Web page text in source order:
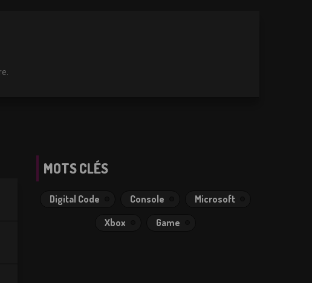
MOTS CLÉS
Digital Code Console
Microsoft
Xbox
Game